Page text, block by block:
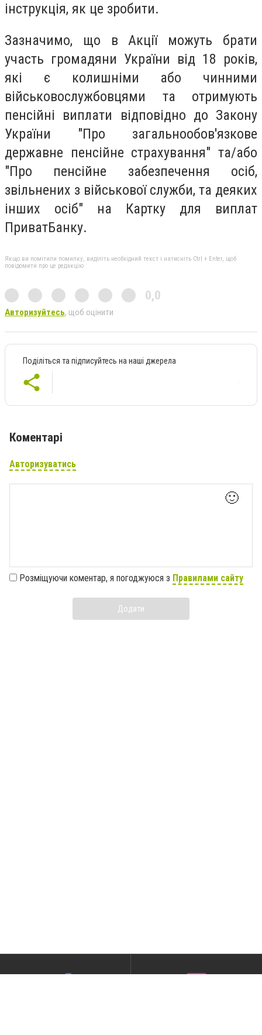
інструкція, як це зробити.
Зазначимо, що в Акції можуть брати
участь громадяни України від 18 років,
які є колишніми або чинними
військовослужбовцями та отримують
пенсійні виплати відповідно до Закону
України "Про загальнообов'язкове
державне пенсійне страхування" та/або
"Про пенсійне забезпечення осіб,
звільнених з військової служби, та деяких
інших осіб" на Картку для виплат
ПриватБанку.
Якщо ви помітили помилку, виділіть необхідний текст і натисніть Ctrl + Enter, щоб
повідомити про це редакцію
0,0
Авторизуйтесь, щоб оцінити
Поділіться та підписуйтесь на наші джерела
Коментарі
Авторизуватись
🙂
Розміщуючи коментар, я погоджуюся з Правилами сайту
Додати